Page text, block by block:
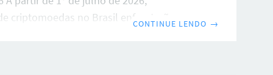
criptomoedas no Brasil enfrentarãoCONTINUE LENDO →